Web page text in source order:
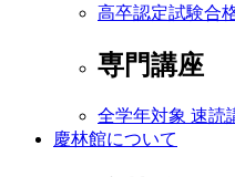
高卒認定試験合
専門講座
全学年対象 速読
慶林館について